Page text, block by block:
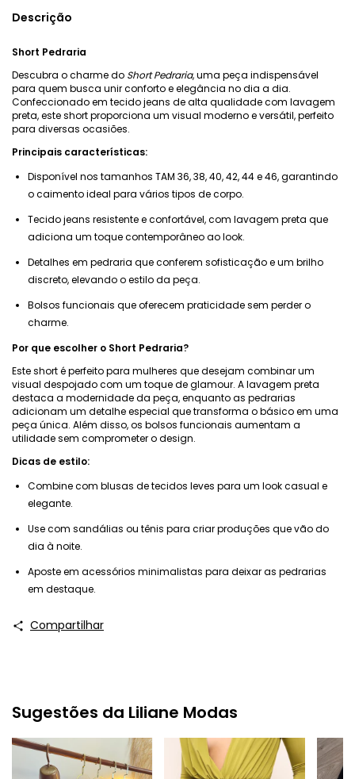
Descrição
Short Pedraria
Descubra o charme do Short Pedraria, uma peça indispensável
para quem busca unir conforto e elegância no dia a dia.
Confeccionado em tecido jeans de alta qualidade com lavagem
preta, este short proporciona um visual moderno e versátil, perfeito
para diversas ocasiões.
Principais características:
Disponível nos tamanhos TAM 36, 38, 40, 42, 44 e 46, garantindo
o caimento ideal para vários tipos de corpo.
Tecido jeans resistente e confortável, com lavagem preta que
adiciona um toque contemporâneo ao look.
Detalhes em pedraria que conferem sofisticação e um brilho
discreto, elevando o estilo da peça.
Bolsos funcionais que oferecem praticidade sem perder o
charme.
Por que escolher o Short Pedraria?
Este short é perfeito para mulheres que desejam combinar um
visual despojado com um toque de glamour. A lavagem preta
destaca a modernidade da peça, enquanto as pedrarias
adicionam um detalhe especial que transforma o básico em uma
peça única. Além disso, os bolsos funcionais aumentam a
utilidade sem comprometer o design.
Dicas de estilo:
Combine com blusas de tecidos leves para um look casual e
elegante.
Use com sandálias ou tênis para criar produções que vão do
dia à noite.
Aposte em acessórios minimalistas para deixar as pedrarias
em destaque.
Compartilhar
Sugestões da Liliane Modas